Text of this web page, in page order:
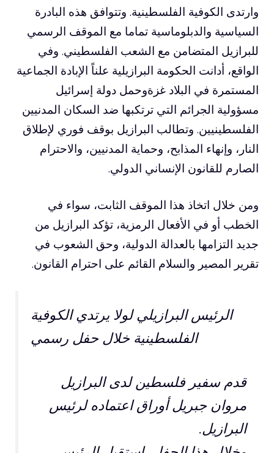
وارتدى الكوفية الفلسطينية. وتتوافق هذه البادرة
السياسية والدبلوماسية تماما مع الموقف الرسمي
للبرازيل المتضامن مع الشعب الفلسطيني. وفي
الواقع، أدانت الحكومة البرازيلية علناً الإبادة الجماعية
المستمرة في البلاد غزةوحمل دولة إسرائيل
مسؤولية الجرائم التي ترتكبها ضد السكان المدنيين
الفلسطينيين. وتطالب البرازيل بوقف فوري لإطلاق
النار، وإنهاء المذابح، وحماية المدنيين، والاحترام
الصارم للقانون الإنساني الدولي.
ومن خلال اتخاذ هذا الموقف الثابت، سواء في
الخطب أو في الأفعال الرمزية، تؤكد البرازيل من
جديد التزامها بالعدالة الدولية، وحق الشعوب في
تقرير المصير والسلام القائم على احترام القانون.
الرئيس البرازيلي لولا يرتدي الكوفية
الفلسطينية خلال حفل رسمي
قدم سفير فلسطين لدى البرازيل
مروان جبريل أوراق اعتماده لرئيس
البرازيل.